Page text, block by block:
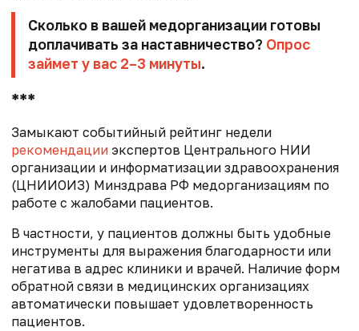
Сколько в вашей медорганизации готовы
доплачивать за наставничество? Опрос
займет у вас 2–3 минуты.
***
Замыкают событийный рейтинг недели
рекомендации экспертов Центрального НИИ
организации и информатизации здравоохранения
(ЦНИИОИЗ) Минздрава РФ медорганизациям по
работе с жалобами пациентов.
В частности, у пациентов должны быть удобные
инструменты для выражения благодарности или
негатива в адрес клиники и врачей. Наличие форм
обратной связи в медицинских организациях
автоматически повышает удовлетворенность
пациентов.